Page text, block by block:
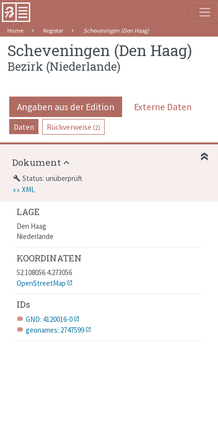
Home Register Scheveningen (Den Haag)
Scheveningen (Den Haag)
Bezirk (Niederlande)
Angaben aus der Edition Externe Daten
Daten Rückverweise (2)
LAGE
Den Haag
Niederlande
KOORDINATEN
52.108056 4.273056
OpenStreetMap
IDs
label GND: 4120016-0
label geonames: 2747599
Dokument
build Status: unüberprüft
XML